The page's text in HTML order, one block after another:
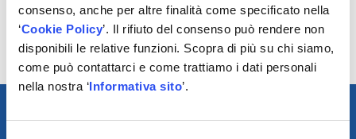
consenso, anche per altre finalità come specificato nella
‘Cookie Policy’. Il rifiuto del consenso può rendere non
disponibili le relative funzioni. Scopra di più su chi siamo,
come può contattarci e come trattiamo i dati personali
nella nostra ‘Informativa sito’.
attualmente copre il 70% del parco circolante auto
Europeo per tantissime applicazioni ed è in forte
espansione, ed arriverà a coprire circa l’85%.